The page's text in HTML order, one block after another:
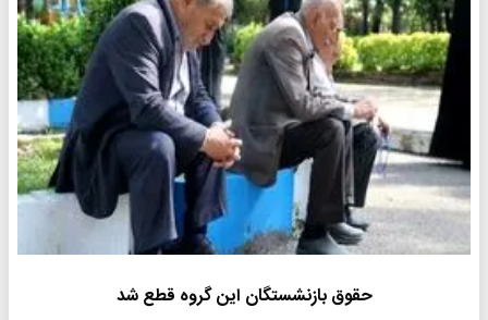
حقوق بازنشستگان این گروه قطع شد